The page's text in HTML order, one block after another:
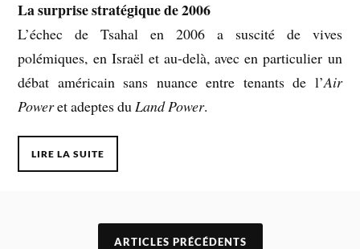
La surprise stratégique de 2006
L’échec de Tsahal en 2006 a suscité de vives
polémiques, en Israël et au-delà, avec en particulier un
débat américain sans nuance entre tenants de l’Air
Poweret adeptes duLand Power.
LIRE LA SUITE
ARTICLES PRÉCÉDENTS